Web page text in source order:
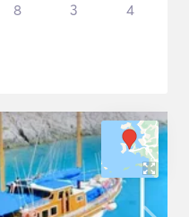
8 3 4